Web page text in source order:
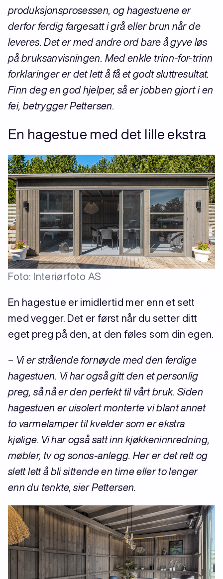
produksjonsprosessen, og hagestuene er
derfor ferdig fargesatt i grå eller brun når de
leveres. Det er med andre ord bare å gyve løs
på bruksanvisningen. Med enkle trinn-for-trinn
forklaringer er det lett å få et godt sluttresultat.
Finn deg en god hjelper, så er jobben gjort i en
fei, betrygger Pettersen.
En hagestue med det lille ekstra
Foto: Interiørfoto AS
En hagestue er imidlertid mer enn et sett
med vegger. Det er først når du setter ditt
eget preg på den, at den føles som din egen.
– Vi er strålende fornøyde med den ferdige
hagestuen. Vi har også gitt den et personlig
preg, så nå er den perfekt til vårt bruk. Siden
hagestuen er uisolert monterte vi blant annet
to varmelamper til kvelder som er ekstra
kjølige. Vi har også satt inn kjøkkeninnredning,
møbler, tv og sonos-anlegg. Her er det rett og
slett lett å bli sittende en time eller to lenger
enn du tenkte, sier Pettersen.